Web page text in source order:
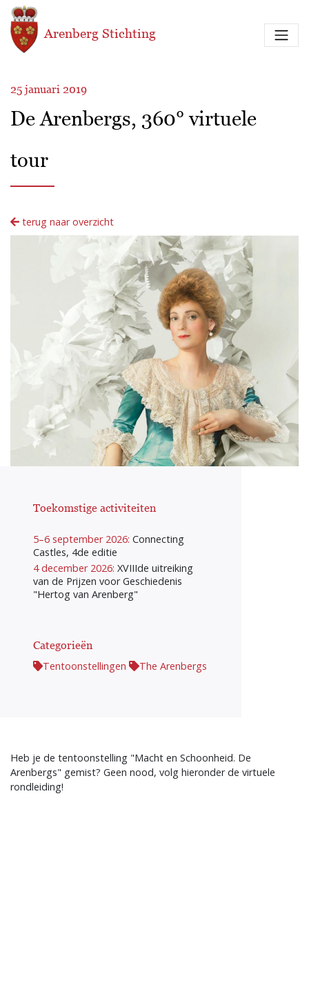
Overslaan en naar de inhoud gaan
Arenberg Stichting
25 januari 2019
De Arenbergs, 360° virtuele
tour
terug naar overzicht
Toekomstige activiteiten
5–6 september 2026: Connecting
Castles, 4de editie
4 december 2026: XVIIIde uitreiking
van de Prijzen voor Geschiedenis
"Hertog van Arenberg"
Categorieën
Tentoonstellingen The Arenbergs
Heb je de tentoonstelling "Macht en Schoonheid. De
Arenbergs" gemist? Geen nood, volg hieronder de virtuele
rondleiding!